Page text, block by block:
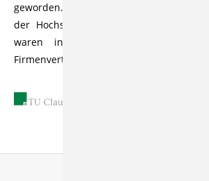
geworden. Annähernd tausend
der Hochschule, aber auch zahlreiche
waren in die Aula gekommen, um
Firmenvertretern zu führen.